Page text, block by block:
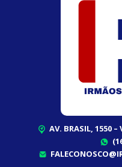
AV. BRASIL, 1550 –